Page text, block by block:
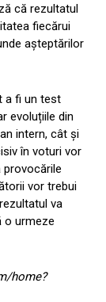
că rezultatul
fiecărui
așteptărilor
a fi un test
evoluțiile din
intern, cât și
în voturi vor
vor trebui
va
o urmeze
home?